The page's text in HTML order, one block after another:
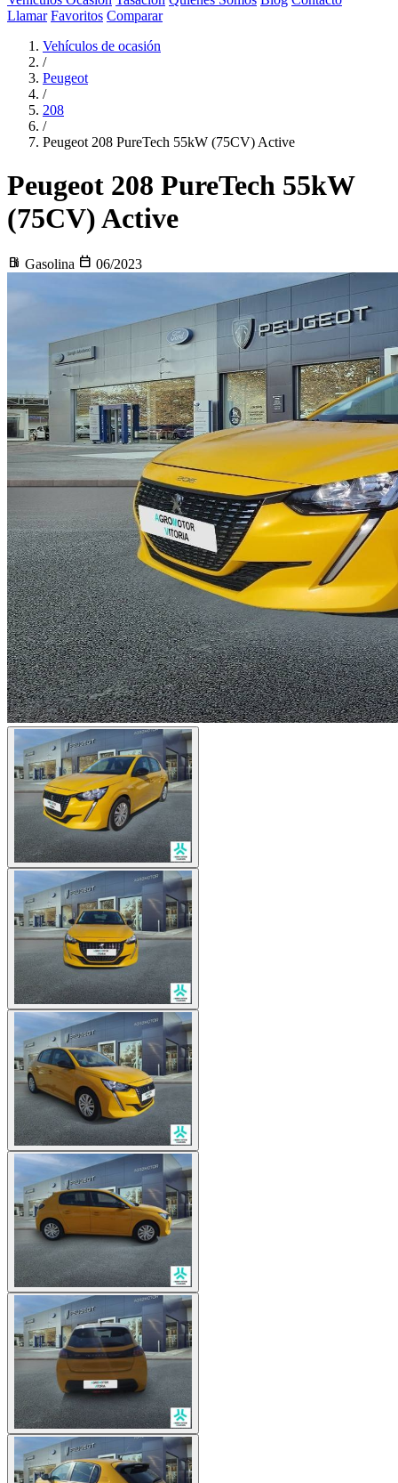
Llamar Favoritos Comparar
Vehículos de ocasión
/
Peugeot
/
208
/
Peugeot 208 PureTech 55kW (75CV) Active
Peugeot 208 PureTech 55kW
(75CV) Active
local_gas_station Gasolina calendar_today 06/2023